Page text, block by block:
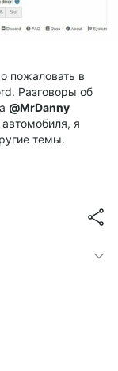
пожаловать в
Разговоры об
@MrDanny
я
темы.